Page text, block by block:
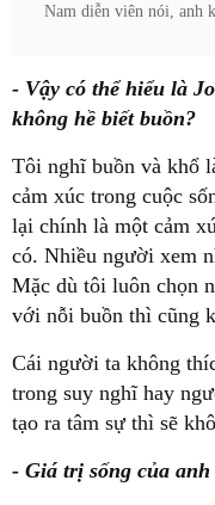
Nam diễn viên nói, anh
- Vậy có thể hiểu là
không hề biết buồn?
Tôi nghĩ buồn và khổ
cảm xúc trong cuộc
lại chính là một cảm
có. Nhiều người xem
Mặc dù tôi luôn chọn
với nỗi buồn thì cũng
Cái người ta không
trong suy nghĩ hay
tạo ra tâm sự thì sẽ
- Giá trị sống của